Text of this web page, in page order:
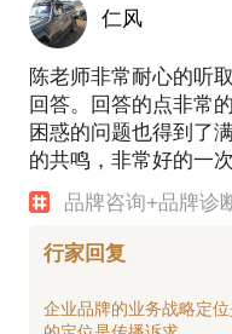
仁风
陈老师非常耐心的听
回答。回答的点非常
困惑的问题也得到了
的共鸣，非常好的一次
品牌咨询+品牌诊
行家回复
企业品牌的业务战略定